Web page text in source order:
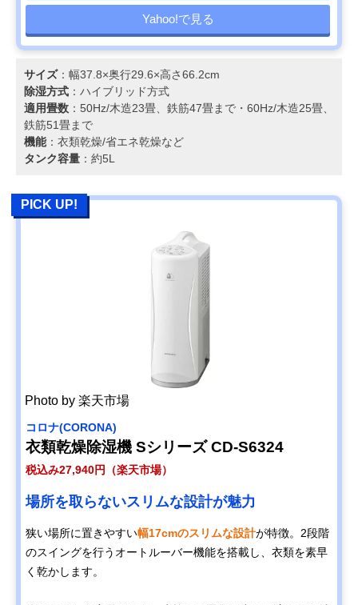
Yahoo!で見る
サイズ：幅37.8×奥行29.6×高さ66.2cm
除湿方式 ：ハイブリッド方式
適用畳数 ：50Hz/木造23畳、鉄筋47畳まで・60Hz/木造25畳、
鉄筋51畳まで
機能：衣類乾燥/省エネ乾燥など
タンク容量 ：約5L
PICK UP!
Photo by 楽天市場
コロナ(CORONA)
衣類乾燥除湿機 Sシリーズ CD-S6324
税込み27,940円（楽天市場）
場所を取らないスリムな設計が魅力
狭い場所に置きやすい幅17cmのスリムな設計が特徴。2段階
のスイングを行うオートルーバー機能を搭載し、衣類を素早
く乾かします。